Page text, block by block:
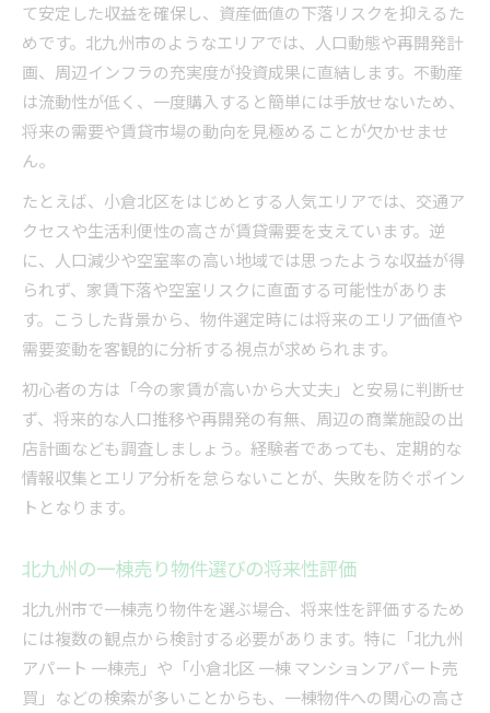
て安定した収益を確保し、資産価値の下落リスクを抑えるた
めです。北九州市のようなエリアでは、人口動態や再開発計
画、周辺インフラの充実度が投資成果に直結します。不動産
は流動性が低く、一度購入すると簡単には手放せないため、
将来の需要や賃貸市場の動向を見極めることが欠かせませ
ん。
たとえば、小倉北区をはじめとする人気エリアでは、交通ア
クセスや生活利便性の高さが賃貸需要を支えています。逆
に、人口減少や空室率の高い地域では思ったような収益が得
られず、家賃下落や空室リスクに直面する可能性がありま
す。こうした背景から、物件選定時には将来のエリア価値や
需要変動を客観的に分析する視点が求められます。
初心者の方は「今の家賃が高いから大丈夫」と安易に判断せ
ず、将来的な人口推移や再開発の有無、周辺の商業施設の出
店計画なども調査しましょう。経験者であっても、定期的な
情報収集とエリア分析を怠らないことが、失敗を防ぐポイン
トとなります。
北九州の一棟売り物件選びの将来性評価
北九州市で一棟売り物件を選ぶ場合、将来性を評価するため
には複数の観点から検討する必要があります。特に「北九州
アパート 一棟売」や「小倉北区 一棟 マンションアパート売
買」などの検索が多いことからも、一棟物件への関心の高さ